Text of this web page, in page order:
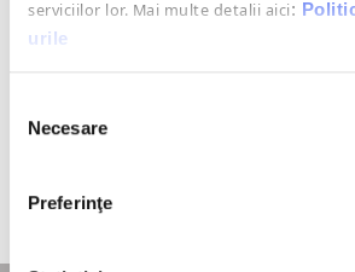
serviciilor lor. Mai multe detalii aici:
urile
consimțământului
Necesare
Preferinţe